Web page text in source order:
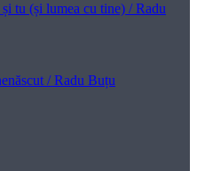
tu (și lumea cu tine) / Radu
/ Radu Buțu